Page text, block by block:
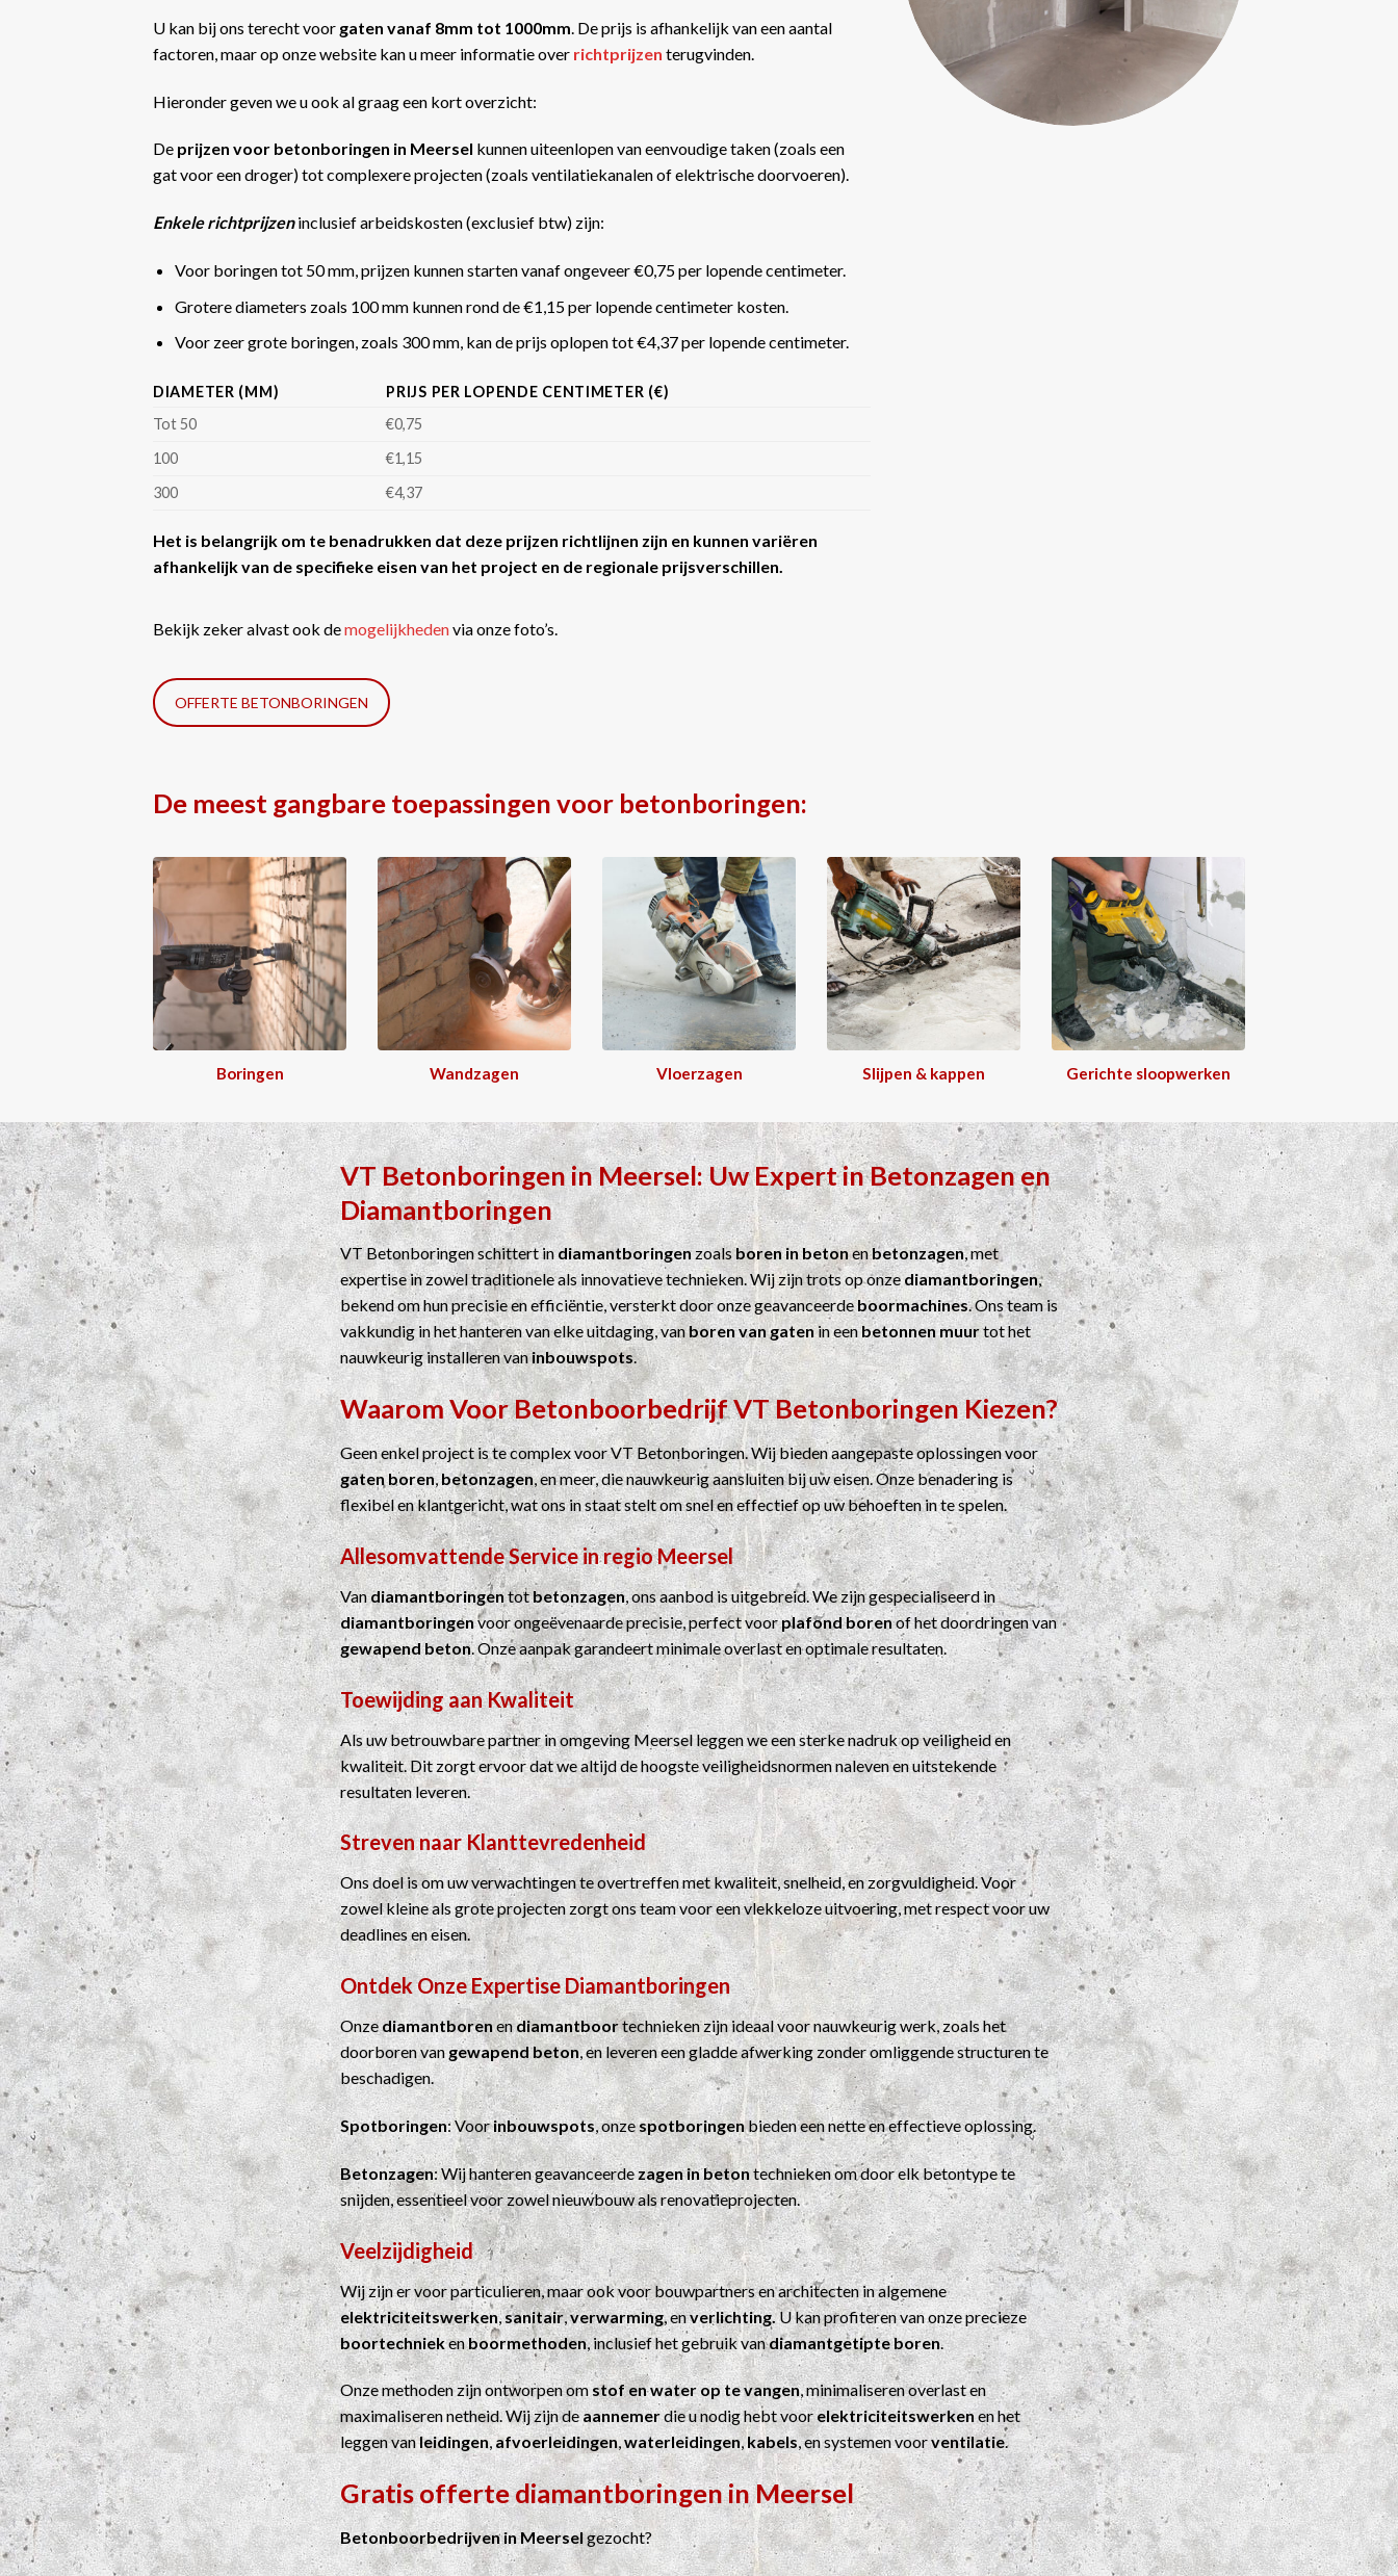
U kan bij ons terecht voor gaten vanaf 8mm tot 1000mm . De prijs is afhankelijk van een aantal
factoren, maar op onze website kan u meer informatie over richtprijzen terugvinden.
Hieronder geven we u ook al graag een kort overzicht:
De prijzen voor betonboringen in Meersel kunnen uiteenlopen van eenvoudige taken (zoals een
gat voor een droger) tot complexere projecten (zoals ventilatiekanalen of elektrische doorvoeren).
Enkele richtprijzeninclusief arbeidskosten (exclusief btw) zijn:
Voor boringen tot 50 mm, prijzen kunnen starten vanaf ongeveer €0,75 per lopende centimeter.
Grotere diameters zoals 100 mm kunnen rond de €1,15 per lopende centimeter kosten.
Voor zeer grote boringen, zoals 300 mm, kan de prijs oplopen tot €4,37 per lopende centimeter​​.
DIAMETER (MM)
PRIJS PER LOPENDE CENTIMETER (€)
Tot 50
€0,75
100
€1,15
300
€4,37
Het is belangrijk om te benadrukken dat deze prijzen richtlijnen zijn en kunnen variëren
afhankelijk van de specifieke eisen van het project en de regionale prijsverschillen.
Bekijk zeker alvast ook demogelijkhedenvia onze foto’s.
OFFERTE BETONBORINGEN
De meest gangbare toepassingen voor betonboringen:
Boringen Wandzagen Vloerzagen Slijpen & kappen Gerichte sloopwerken
VT BetonboringeninMeersel: Uw Expert inBetonzagenen
Diamantboringen
VT Betonboringen schittert indiamantboringenzoalsboren in betonenbetonzagen, met
expertise in zowel traditionele als innovatieve technieken. Wij zijn trots op onzediamantboringen,
bekend om hun precisie en efficiëntie, versterkt door onze geavanceerdeboormachines. Ons team is
vakkundig in het hanteren van elke uitdaging, vanboren van gatenin eenbetonnen muurtot het
nauwkeurig installeren vaninbouwspots.
Waarom VoorBetonboorbedrijfVT Betonboringen Kiezen?
Geen enkel project is te complex voor VT Betonboringen. Wij bieden aangepaste oplossingen voor
gaten boren,betonzagen, en meer, die nauwkeurig aansluiten bij uw eisen. Onze benadering is
flexibel en klantgericht, wat ons in staat stelt om snel en effectief op uw behoeften in te spelen.
Allesomvattende Service in regio Meersel
Vandiamantboringentotbetonzagen, ons aanbod is uitgebreid. We zijn gespecialiseerd in
diamantboringenvoor ongeëvenaarde precisie, perfect voorplafond borenof het doordringen van
gewapend beton. Onze aanpak garandeert minimale overlast en optimale resultaten.
Toewijding aan Kwaliteit
Als uw betrouwbare partner in omgeving Meersel leggen we een sterke nadruk op veiligheid en
kwaliteit. Dit zorgt ervoor dat we altijd de hoogste veiligheidsnormen naleven en uitstekende
resultaten leveren.
Streven naar Klanttevredenheid
Ons doel is om uw verwachtingen te overtreffen met kwaliteit, snelheid, en zorgvuldigheid. Voor
zowel kleine als grote projecten zorgt ons team voor een vlekkeloze uitvoering, met respect voor uw
deadlines en eisen.
Ontdek Onze ExpertiseDiamantboringen
Onzediamantborenendiamantboortechnieken zijn ideaal voor nauwkeurig werk, zoals het
doorboren vangewapend beton, en leveren een gladde afwerking zonder omliggende structuren te
beschadigen.
Spotboringen: Voorinbouwspots, onzespotboringenbieden een nette en effectieve oplossing.
Betonzagen: Wij hanteren geavanceerdezagen in betontechnieken om door elk betontype te
snijden, essentieel voor zowel nieuwbouw als renovatieprojecten.
Veelzijdigheid
Wij zijn er voor particulieren, maar ook voor bouwpartners en architecten in algemene
elektriciteitswerken,sanitair,verwarming, enverlichting.U kan profiteren van onze precieze
boortechniekenboormethoden, inclusief het gebruik vandiamantgetipte boren.
Onze methoden zijn ontworpen om stof en water op te vangen, minimaliseren overlast en
maximaliseren netheid. Wij zijn deaannemerdie u nodig hebt voorelektriciteitswerkenen het
leggen vanleidingen,afvoerleidingen,waterleidingen,kabels, en systemen voorventilatie.
Gratis offerte diamantboringen in Meersel
Betonboorbedrijven in Meerselgezocht?